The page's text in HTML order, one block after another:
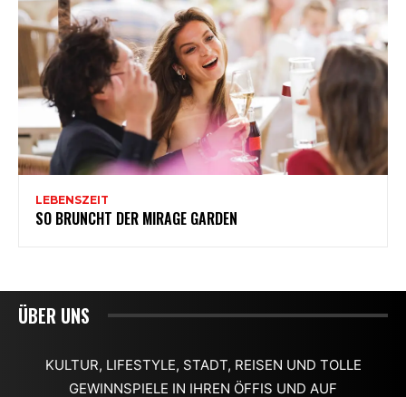
ÜBER UNS
KULTUR, LIFESTYLE, STADT, REISEN UND TOLLE
GEWINNSPIELE IN IHREN ÖFFIS UND AUF